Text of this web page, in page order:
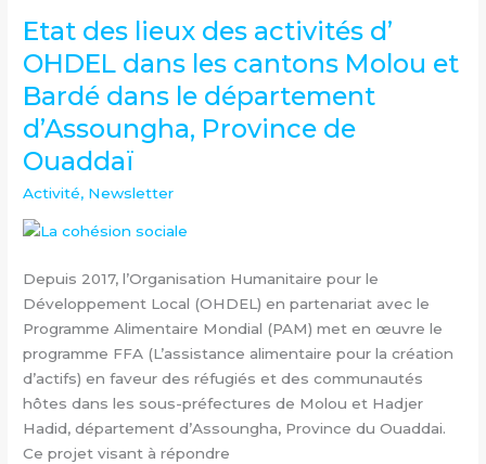
Etat des lieux des activités d’
OHDEL dans les cantons Molou et
Bardé dans le département
d’Assoungha, Province de
Ouaddaï
Activité, Newsletter
Depuis 2017, l’Organisation Humanitaire pour le
Développement Local (OHDEL) en partenariat avec le
Programme Alimentaire Mondial (PAM) met en œuvre le
programme FFA (L’assistance alimentaire pour la création
d’actifs) en faveur des réfugiés et des communautés
hôtes dans les sous-préfectures de Molou et Hadjer
Hadid, département d’Assoungha, Province du Ouaddai.
Ce projet visant à répondre
Etat
des
lieux
des
activités
d’
OHDEL
dans
les
Molou
et
Bardé
dans
le
département
d’Assoungha,
Province